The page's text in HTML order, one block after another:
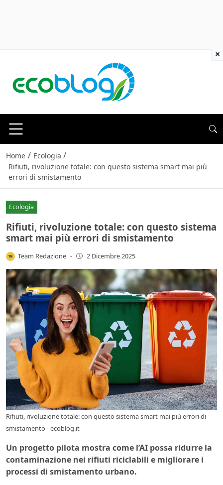
Home / Ecologia /
Rifiuti, rivoluzione totale: con questo sistema smart mai più
errori di smistamento
Ecologia
Rifiuti, rivoluzione totale: con questo sistema
smart mai più errori di smistamento
Team Redazione - 2 Dicembre 2025
Rifiuti, rivoluzione totale: con questo sistema smart mai più errori di
smistamento - ecoblog.it
Un progetto pilota mostra come l’AI possa ridurre la
contaminazione nei rifiuti riciclabili e migliorare i
processi di smistamento urbano.
×